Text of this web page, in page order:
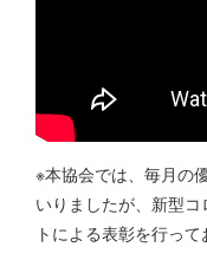
※本協会では、毎月の
いりましたが、新型
トによる表彰を行って